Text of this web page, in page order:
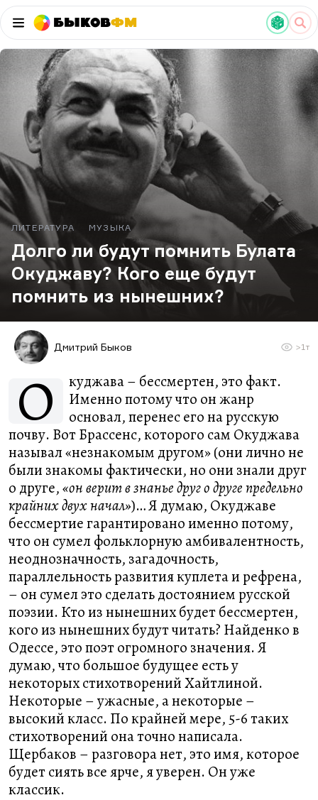
БыковФМ
ЛИТЕРАТУРА МУЗЫКА
Долго ли будут помнить Булата
Окуджаву? Кого еще будут
помнить из нынешних?
Дмитрий Быков >1т
О
куджава – бессмертен, это факт.
Именно потому что он жанр
основал, перенес его на русскую
почву. Вот Брассенс, которого сам Окуджава
называл «незнакомым другом» (они лично не
были знакомы фактически, но они знали друг
о друге,«он верит в знанье друг о друге предельно
крайних двух начал»)… Я думаю, Окуджаве
бессмертие гарантировано именно потому,
что он сумел фольклорную амбивалентность,
неоднозначность, загадочность,
параллельность развития куплета и рефрена,
– он сумел это сделать достоянием русской
поэзии. Кто из нынешних будет бессмертен,
кого из нынешних будут читать? Найденко в
Одессе, это поэт огромного значения. Я
думаю, что большое будущее есть у
некоторых стихотворений Хайтлиной.
Некоторые – ужасные, а некоторые –
высокий класс. По крайней мере, 5-6 таких
стихотворений она точно написала.
Щербаков – разговора нет, это имя, которое
будет сиять все ярче, я уверен. Он уже
классик.